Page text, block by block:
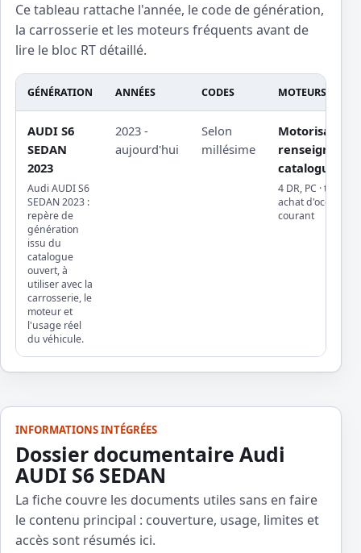
Ce tableau rattache l'année, le code de génération,
la carrosserie et les moteurs fréquents avant de
lire le bloc RT détaillé.
GÉNÉRATION ANNÉES CODES MOTEURS ET
AUDI S6
SEDAN
2023
Audi AUDI S6
SEDAN 2023 :
repère de
génération
issu du
catalogue
ouvert, à
utiliser avec la
carrosserie, le
moteur et
l'usage réel
du véhicule.
2023 -
aujourd'hui
Selon
millésime
Motorisation
renseignée
catalogue
4 DR, PC · trajets
achat
courant
INFORMATIONS INTÉGRÉES
Dossier documentaire Audi
AUDI S6 SEDAN
La fiche couvre les documents utiles sans en faire
le contenu principal : couverture, usage, limites et
accès sont résumés ici.